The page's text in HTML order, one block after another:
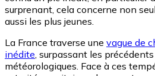
surprenant, cela concerne non
aussi les plus jeunes.
La France traverse une vague de
inédite, surpassant les
météorologiques. Face à ces